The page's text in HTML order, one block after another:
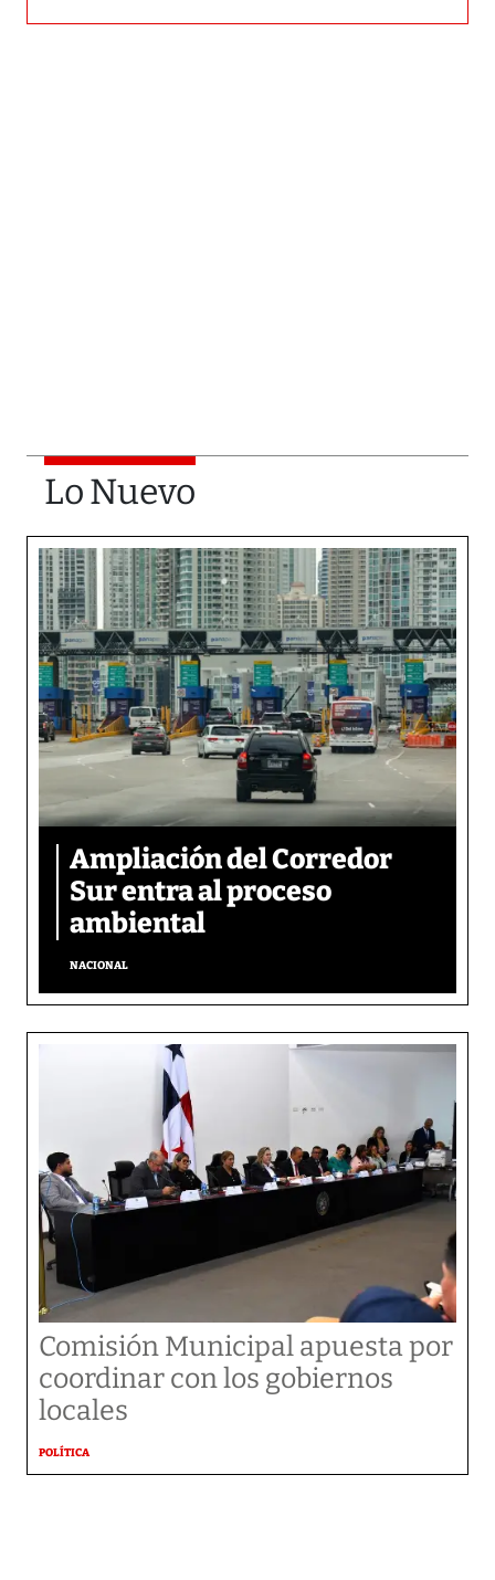
Lo Nuevo
Ampliación del Corredor
Sur entra al proceso
ambiental
NACIONAL
Comisión Municipal apuesta por
coordinar con los gobiernos
locales
POLÍTICA